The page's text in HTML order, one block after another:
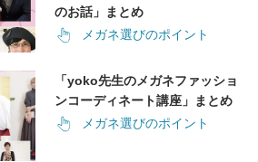
のお話」まとめ
メガネ選びのポイント
「yoko先生のメガネファッショ
ンコーディネート講座」まとめ
メガネ選びのポイント